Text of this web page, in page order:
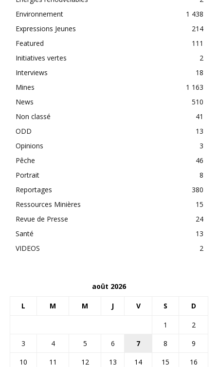
Environnement
1 438
Expressions Jeunes
214
Featured
111
Initiatives vertes
2
Interviews
18
Mines
1 163
News
510
Non classé
41
ODD
13
Opinions
3
Pêche
46
Portrait
8
Reportages
380
Ressources Minières
15
Revue de Presse
24
Santé
13
VIDEOS
2
août 2026
L M M J V S D
1
2
3
4 5 6 7 8
9
10
11 12 13 14 15
16